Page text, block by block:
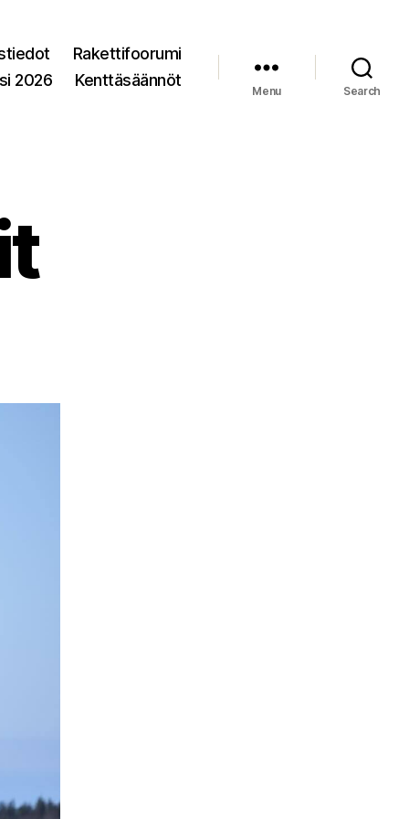
Rakettifoorumi
2026
Kenttäsäännöt
Menu Search